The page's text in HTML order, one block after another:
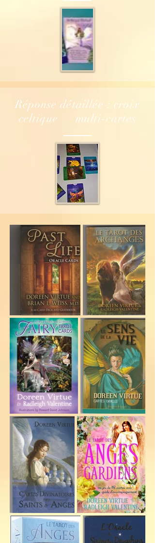
Réponse détaillée : croix
celtique multi-cartes